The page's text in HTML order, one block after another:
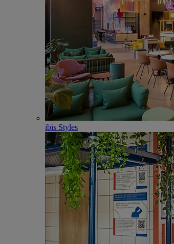
ibis Styles